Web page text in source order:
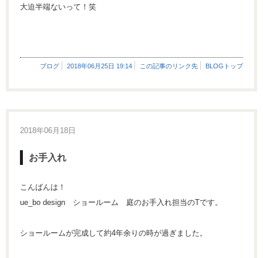
大迫半端ないって！笑
ブログ 2018年06月25日 19:14 この記事のリンク先 BLOGトップ
2018年06月18日
お手入れ
こんばんは！
ue_bo design ショールーム 庭のお手入れ担当のTです。
ショールームが完成して約4年余りの時が過ぎました。